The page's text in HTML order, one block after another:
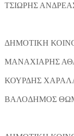
ΤΣΙΩΡΗΣ
ΔΗΜΟΤΙΚΗ
ΜΑΝΑΧΙΑΡΗΣ
ΚΟΥΡΔΗΣ
ΒΑΛΟΔΗΜΟΣ